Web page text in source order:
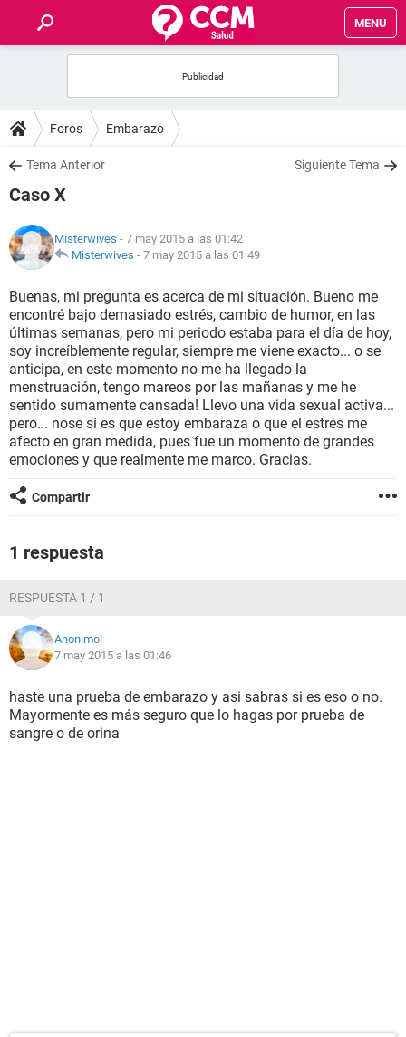
MENU
FOROS
SALUD
NUTRICIÓN
BIENESTAR
SEXUALIDAD
GLOSARIO
Foros Embarazo
Tema Anterior Siguiente Tema
Caso X
Misterwives - 7 may 2015 a las 01:42
Misterwives - 7 may 2015 a las 01:49
Buenas, mi pregunta es acerca de mi situación. Bueno me
encontré bajo demasiado estrés, cambio de humor, en las
últimas semanas, pero mi periodo estaba para el día de hoy,
soy increíblemente regular, siempre me viene exacto... o se
anticipa, en este momento no me ha llegado la
menstruación, tengo mareos por las mañanas y me he
sentido sumamente cansada! Llevo una vida sexual activa...
pero... nose si es que estoy embaraza o que el estrés me
afecto en gran medida, pues fue un momento de grandes
emociones y que realmente me marco. Gracias.
Compartir
1 respuesta
RESPUESTA 1 / 1
Anonimo!
7 may 2015 a las 01:46
haste una prueba de embarazo y asi sabras si es eso o no.
Mayormente es más seguro que lo hagas por prueba de
sangre o de orina